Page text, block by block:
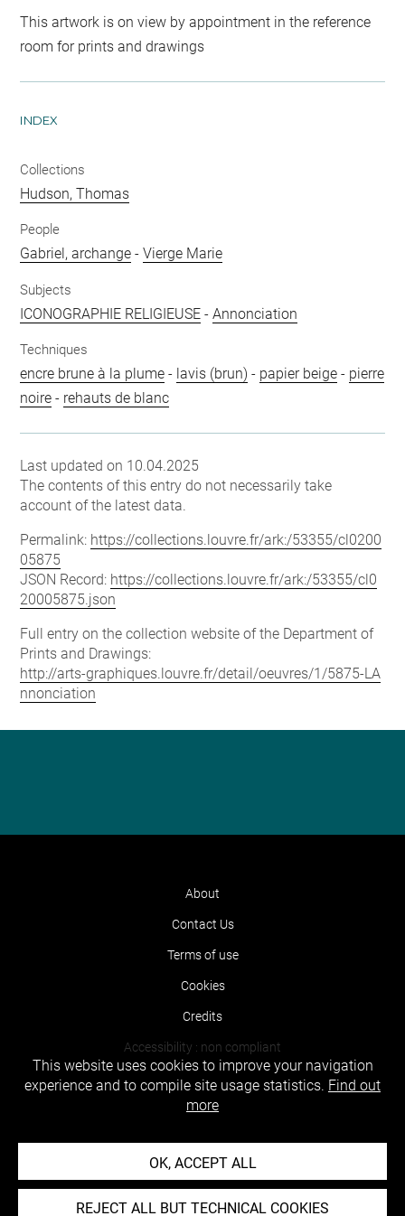
This artwork is on view by appointment in the reference
room for prints and drawings
INDEX
Collections
Hudson, Thomas
People
Gabriel, archange -Vierge Marie
Subjects
ICONOGRAPHIE RELIGIEUSE -Annonciation
Techniques
encre brune à la plume - lavis (brun) - papier beige - pierre
noire - rehauts de blanc
Last updated on 10.04.2025
The contents of this entry do not necessarily take
account of the latest data.
Permalink: https://collections.louvre.fr/ark:/53355/cl0200
05875
JSON Record: https://collections.louvre.fr/ark:/53355/cl0
20005875.json
Full entry on the collection website of the Department of
Prints and Drawings:
http://arts-graphiques.louvre.fr/detail/oeuvres/1/5875-LA
nnonciation
About
Contact Us
Terms of use
Cookies
Credits
Accessibility : non compliant
This website uses cookies to improve your navigation
experience and to compile site usage statistics. Find out
more
OK, ACCEPT ALL
REJECT ALL BUT TECHNICAL COOKIES